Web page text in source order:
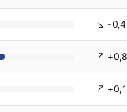
↘ -0,4
↗
↗